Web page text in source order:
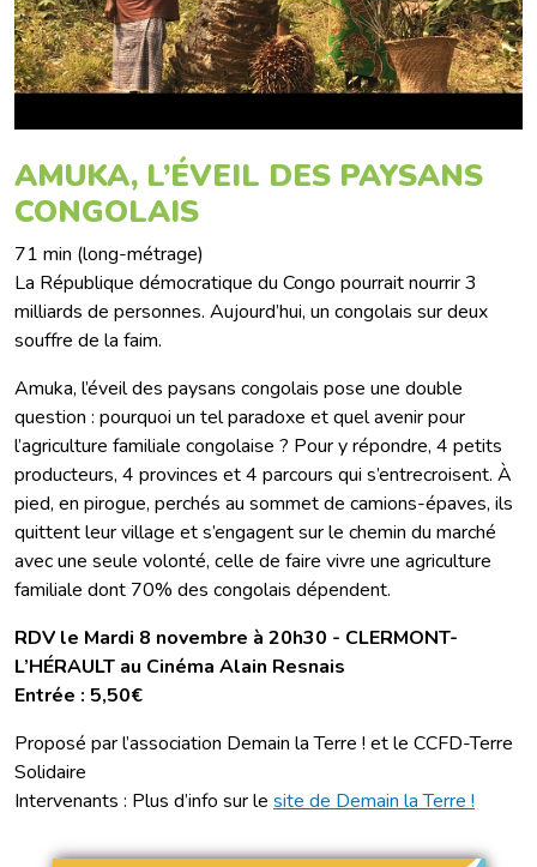
AMUKA, L’ÉVEIL DES PAYSANS
CONGOLAIS
71 min (long-métrage)
La République démocratique du Congo pourrait nourrir 3
milliards de personnes. Aujourd’hui, un congolais sur deux
souffre de la faim.
Amuka, l’éveil des paysans congolais pose une double
question : pourquoi un tel paradoxe et quel avenir pour
l’agriculture familiale congolaise ? Pour y répondre, 4 petits
producteurs, 4 provinces et 4 parcours qui s’entrecroisent. À
pied, en pirogue, perchés au sommet de camions-épaves, ils
quittent leur village et s’engagent sur le chemin du marché
avec une seule volonté, celle de faire vivre une agriculture
familiale dont 70% des congolais dépendent.
RDV le Mardi 8 novembre à 20h30 - CLERMONT-
L’HÉRAULT au Cinéma Alain Resnais
Entrée : 5,50€
Proposé par l’association Demain la Terre ! et le CCFD-Terre
Solidaire
Intervenants : Plus d’info sur le site de Demain la Terre !